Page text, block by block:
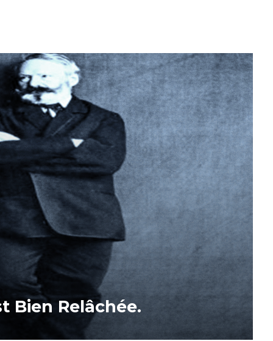
Bien Relâchée.